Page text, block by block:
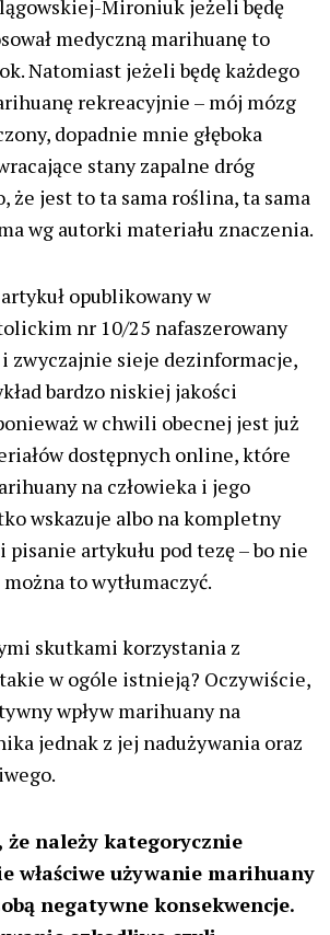
Świat 31 lip, 2026
walkę, po czym
i go odpalił, tak
celebrował
1
NEWSY
30 lip, 2026
Medyczna marihuana:
i Hybryda – co oznaczają i
Brak komentarzy
Świata
29 lip, 2026
inne kraje naciskają na